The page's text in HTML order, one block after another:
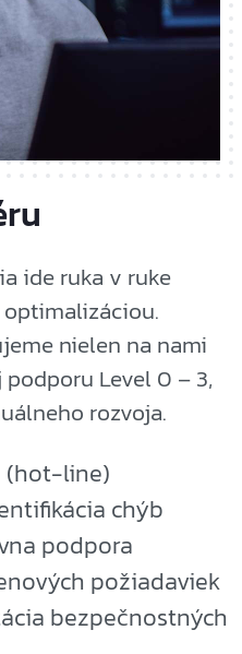
ide ruka v ruke
nielen na nami
Level 0 – 3,
rozvoja.
(hot-line)
chýb
podpora
požiadaviek
bezpečnostných